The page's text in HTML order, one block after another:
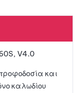
μένων
V4.0
και
καλωδίου